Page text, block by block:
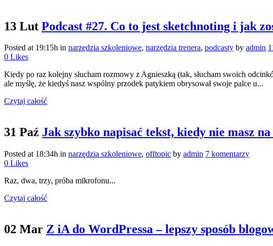
13 Lut Podcast #27. Co to jest sketchnoting i jak
Posted at 19:15h in narzędzia szkoleniowe, narzędzia trenera, podcasty by admin
0 Likes
Kiedy po raz kolejny słucham rozmowy z Agnieszką (tak, słucham swoich
ale myślę, że kiedyś nasz wspólny przodek patykiem obrysował swoje palce u...
Czytaj całość
31 Paź Jak szybko napisać tekst, kiedy nie masz na
Posted at 18:34h in narzędzia szkoleniowe, offtopic by admin 7 komentarzy
0 Likes
Raz, dwa, trzy, próba mikrofonu...
Czytaj całość
02 Mar Z iA do WordPressa – lepszy sposób